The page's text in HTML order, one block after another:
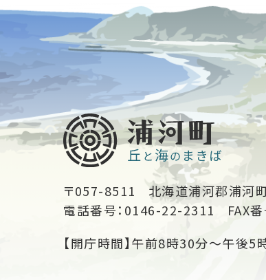
〒057-8511
北海道浦河郡浦河
電話番号：0146-22-2311
FAX
【開庁時間】午前8時30分～午後5